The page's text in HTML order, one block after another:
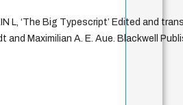
L, ‘The Big Typescript’ Edited and
and Maximilian A. E. Aue. Blackwell